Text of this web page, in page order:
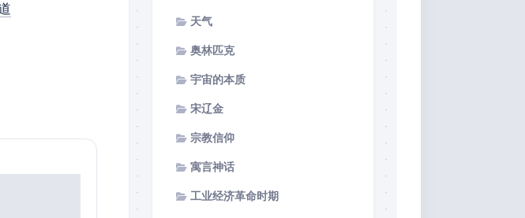
天气
奥林匹克
宇宙的本质
宋辽金
宗教信仰
寓言神话
工业经济革命时期